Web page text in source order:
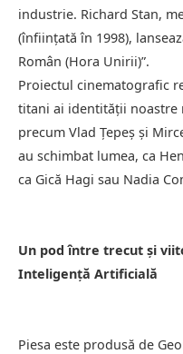
industrie. Richard Stan,
(înființată în 1998),
Român (Hora Unirii)”.
Proiectul cinematografic
titani ai identității
precum Vlad Țepeș și
au schimbat lumea, ca
ca Gică Hagi sau Nadia
Un pod între trecut și
Inteligență Artificială
Piesa este produsă de